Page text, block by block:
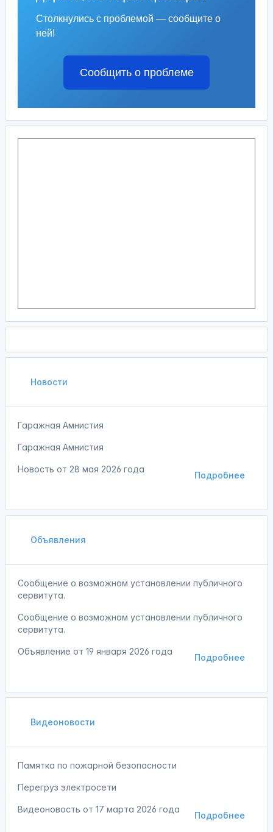
Столкнулись с проблемой — сообщите о
ней!
Сообщить о проблеме
Новости
Гаражная Амнистия
Гаражная Амнистия
Подробнее
Новость от 28 мая 2026 года
Объявления
Сообщение о возможном установлении публичного
сервитута.
Сообщение о возможном установлении публичного
сервитута.
Подробнее
Объявление от 19 января 2026 года
Видеоновости
Памятка по пожарной безопасности
Перегруз электросети
Подробнее
Видеоновость от 17 марта 2026 года